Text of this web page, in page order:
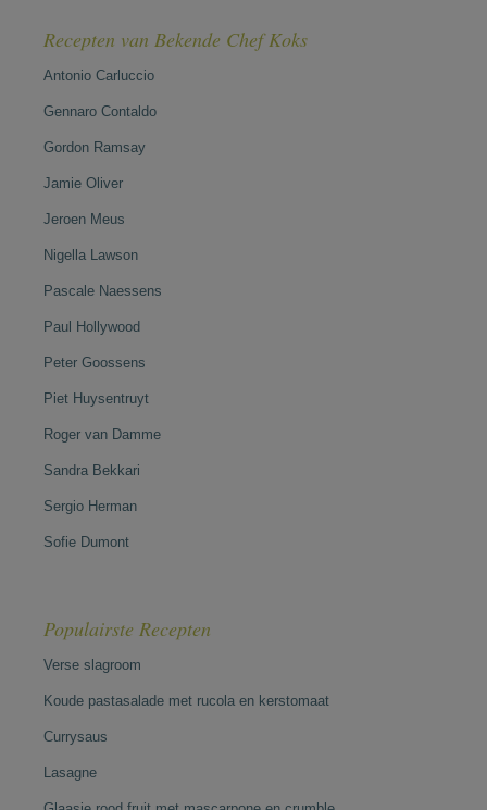
Recepten van Bekende Chef Koks
Antonio Carluccio
Gennaro Contaldo
Gordon Ramsay
Jamie Oliver
Jeroen Meus
Nigella Lawson
Pascale Naessens
Paul Hollywood
Peter Goossens
Piet Huysentruyt
Roger van Damme
Sandra Bekkari
Sergio Herman
Sofie Dumont
Populairste Recepten
Verse slagroom
Koude pastasalade met rucola en kerstomaat
Currysaus
Lasagne